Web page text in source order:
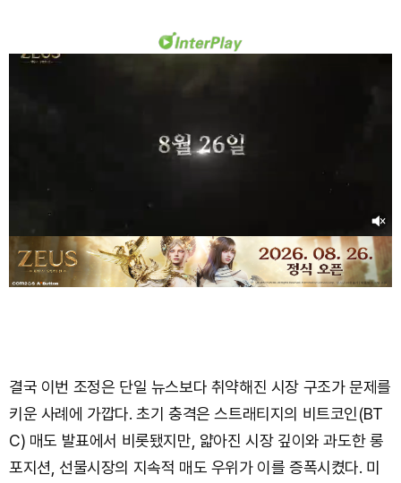
결국 이번 조정은 단일 뉴스보다 취약해진 시장 구조가 문제를
키운 사례에 가깝다. 초기 충격은 스트래티지의 비트코인(BT
C) 매도 발표에서 비롯됐지만, 얇아진 시장 깊이와 과도한 롱
포지션, 선물시장의 지속적 매도 우위가 이를 증폭시켰다. 미